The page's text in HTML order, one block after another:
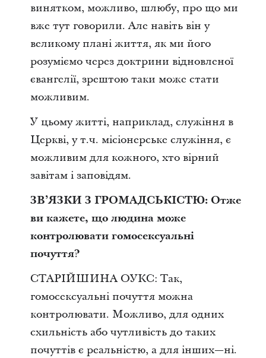
винятком, можливо, шлюбу, про що ми
вже тут говорили. Але навіть він у
великому плані життя, як ми його
розуміємо через доктрини відновленої
євангелії, зрештою таки може стати
можливим.
У цьому житті, наприклад, служіння в
Церкві, у т.ч. місіонерське служіння, є
можливим для кожного, хто вірний
завітам і заповідям.
ЗВ’ЯЗКИ З ГРОМАДСЬКІСТЮ: Отже
ви кажете, що людина може
контролювати гомосексуальні
почуття?
СТАРІЙШИНА ОУКС: Так,
гомосексуальні почуття можна
контролювати. Можливо, для одних
схильність або чутливість до таких
почуттів є реальністю, а для інших—ні.